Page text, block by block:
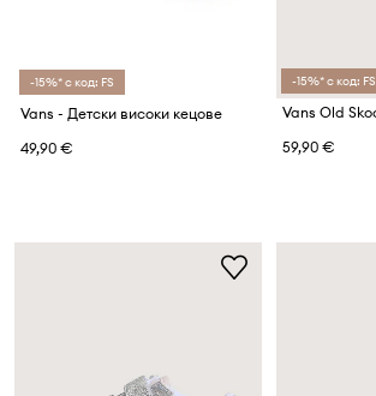
-15%* с код: FS
Vans - Детски високи кецове
49,90 €
-15%* с код: FS
59,90 €